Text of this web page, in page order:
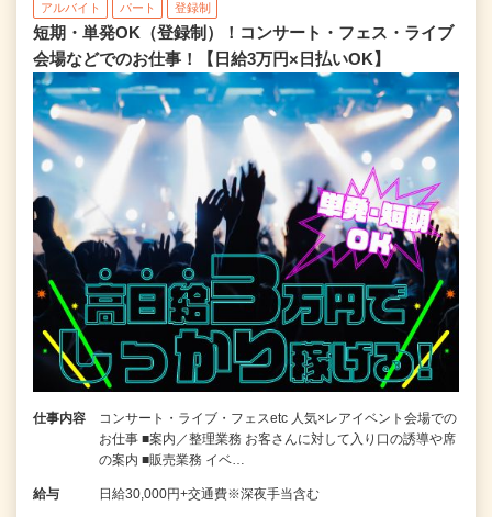
アルバイト パート 登録制
短期・単発OK（登録制）！コンサート・フェス・ライブ
会場などでのお仕事！【日給3万円×日払いOK】
仕事内容
コンサート・ライブ・フェスetc 人気×レアイベント会場での
お仕事 ■案内／整理業務 お客さんに対して入り口の誘導や席
の案内 ■販売業務 イベ…
給与 日給30,000円+交通費※深夜手当含む